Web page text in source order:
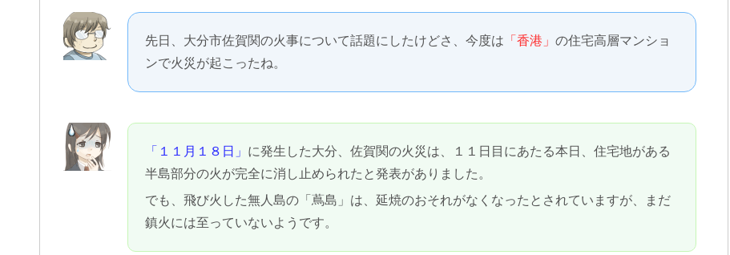
先日、大分市佐賀関の火事について話題にしたけどさ、今度は 「香港」 の住宅高層マンショ
ンで火災が起こったね。
「１１月１８日」 に発生した大分、佐賀関の火災は、１１日目にあたる本日、住宅地がある
半島部分の火が完全に消し止められたと発表がありました。
でも、飛び火した無人島の「蔦島」は、延焼のおそれがなくなったとされていますが、まだ
鎮火には至っていないようです。